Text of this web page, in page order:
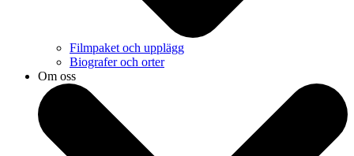
Filmpaket och upplägg
Biografer och orter
Om oss